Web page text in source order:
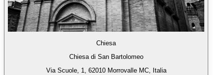
Chiesa
Chiesa di San Bartolomeo
Via Scuole, 1, 62010 Morrovalle MC, Italia